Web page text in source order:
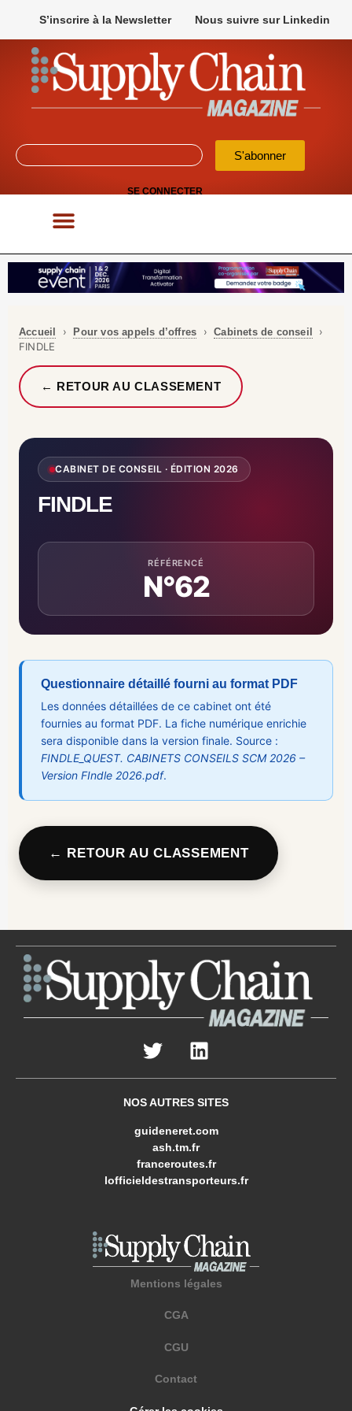
S’inscrire à la Newsletter Nous suivre sur Linkedin
S'abonner
SE CONNECTER
Accueil › Pour vos appels d’offres ›Cabinets de conseil
›
FINDLE
← RETOUR AU CLASSEMENT
CABINET DE CONSEIL · ÉDITION 2026
FINDLE
RÉFÉRENCÉ
N°62
Questionnaire détaillé fourni au format PDF
Les données détaillées de ce cabinet ont été
fournies au format PDF. La fiche numérique enrichie
sera disponible dans la version finale. Source :
FINDLE_QUEST. CABINETS CONSEILS SCM 2026 –
Version FIndle 2026.pdf.
← RETOUR AU CLASSEMENT
NOS AUTRES SITES
guideneret.com
ash.tm.fr
franceroutes.fr
lofficieldestransporteurs.fr
Mentions légales
CGA
CGU
Contact